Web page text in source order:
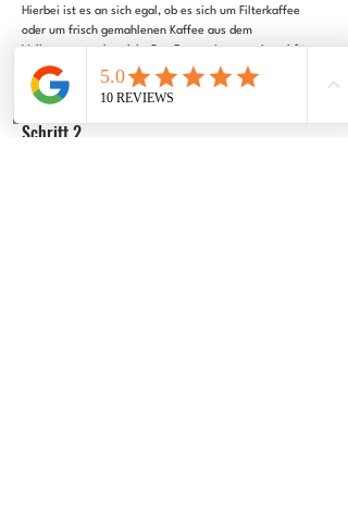
Hierbei ist es an sich egal, ob es sich um Filterkaffee
oder um frisch gemahlenen Kaffee aus dem
Vollautomaten handelt. Das Rezept ist erst einmal für
Filterkaffee geschrieben, da dieser am meisten
verwendet wird.
Schritt 2